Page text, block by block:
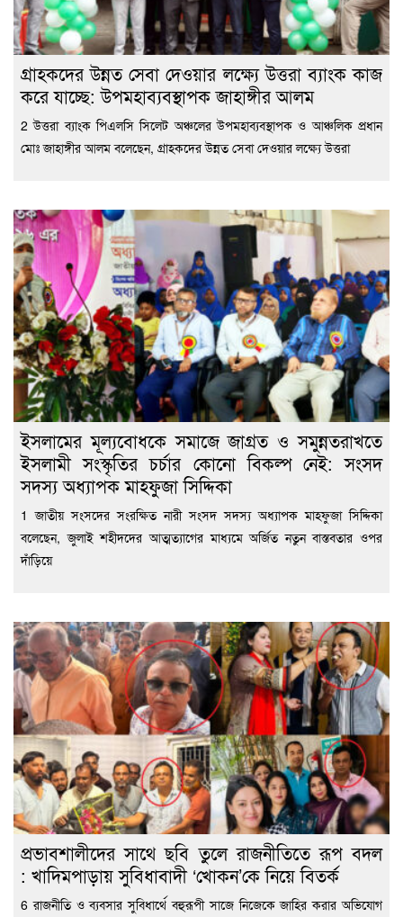
গ্রাহকদের উন্নত সেবা দেওয়ার লক্ষ্যে উত্তরা ব্যাংক কাজ
করে যাচ্ছে: উপমহাব্যবস্থাপক জাহাঙ্গীর আলম
2 উত্তরা ব্যাংক পিএলসি সিলেট অঞ্চলের উপমহাব্যবস্থাপক ও আঞ্চলিক প্রধান
মোঃ জাহাঙ্গীর আলম বলেছেন, গ্রাহকদের উন্নত সেবা দেওয়ার লক্ষ্যে উত্তরা
ইসলামের মূল্যবোধকে সমাজে জাগ্রত ও সমুন্নতরাখতে
ইসলামী সংস্কৃতির চর্চার কোনো বিকল্প নেই: সংসদ
সদস্য অধ্যাপক মাহফুজা সিদ্দিকা
1 জাতীয় সংসদের সংরক্ষিত নারী সংসদ সদস্য অধ্যাপক মাহফুজা সিদ্দিকা
বলেছেন, জুলাই শহীদদের আত্মত্যাগের মাধ্যমে অর্জিত নতুন বাস্তবতার ওপর
দাঁড়িয়ে
প্রভাবশালীদের সাথে ছবি তুলে রাজনীতিতে রূপ বদল
: খাদিমপাড়ায় সুবিধাবাদী ‘খোকন’কে নিয়ে বিতর্ক
6 রাজনীতি ও ব্যবসার সুবিধার্থে বহুরূপী সাজে নিজেকে জাহির করার অভিযোগ